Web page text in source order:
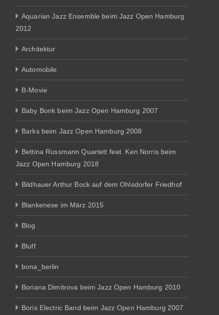
Aquarian Jazz Ensemble beim Jazz Open Hamburg
2012
Architektur
Automobile
B-Movie
Baby Bonk beim Jazz Open Hamburg 2007
Barks beim Jazz Open Hamburg 2008
Bettina Russmann Quartett feat. Ken Norris beim
Jazz Open Hamburg 2018
Bildhauer Arthur Bock auf dem Ohlsdorfer Friedhof
Blankenese im März 2015
Blog
Bluff
bona_berlin
Boriana Dimitrova beim Jazz Open Hamburg 2010
Boris Electric Band beim Jazz Open Hamburg 2007